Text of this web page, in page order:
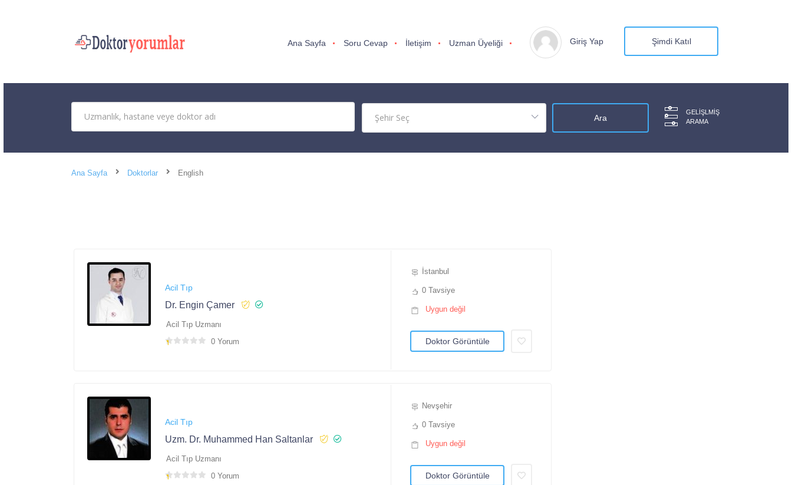
Ana Sayfa Soru Cevap İletişim Uzman Üyeliği Giriş Yap Şimdi Katıl
GELIŞLMIŞ
ARAMA
Ana Sayfa Doktorlar English
Acil Tıp
Dr. Engin Çamer
Acil Tıp Uzmanı
0 Yorum
İstanbul
0 Tavsiye
Uygun değil
Doktor Görüntüle
Acil Tıp
Uzm. Dr. Muhammed Han Saltanlar
Acil Tıp Uzmanı
0 Yorum
Nevşehir
0 Tavsiye
Uygun değil
Doktor Görüntüle